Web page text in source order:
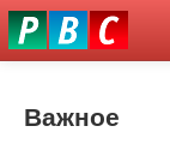
Перейти
к
О нас
Важное